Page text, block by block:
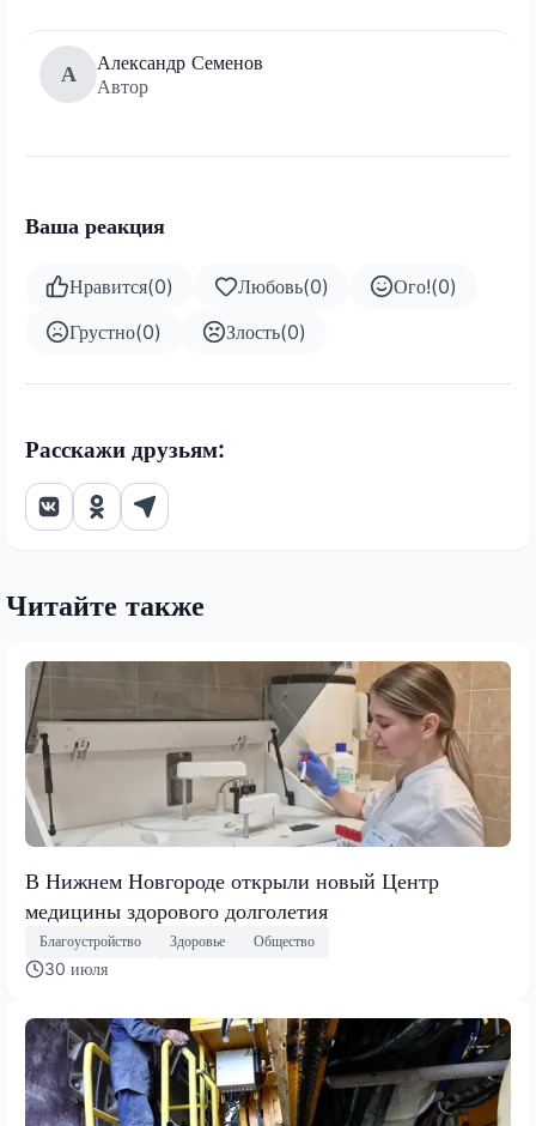
А
Александр Семенов
Автор
Ваша реакция
Нравится(0) Любовь(0) Ого!(0)
Грустно(0) Злость(0)
Расскажи друзьям:
Читайте также
В Нижнем Новгороде открыли новый Центр
медицины здорового долголетия
Благоустройство Здоровье Общество
30 июля